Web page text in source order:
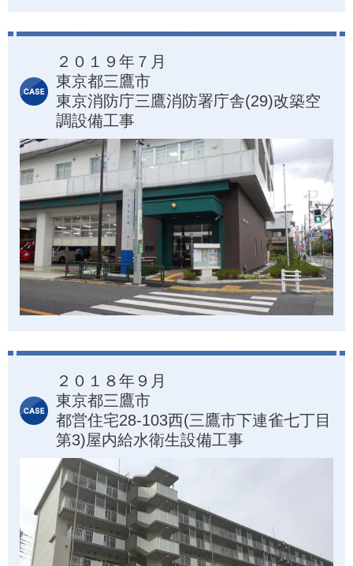
２０１９年７月
東京都三鷹市
東京消防庁三鷹消防署庁舎(29)改築空
調設備工事
２０１８年９月
東京都三鷹市
都営住宅28-103西(三鷹市下連雀七丁目
第3)屋内給水衛生設備工事